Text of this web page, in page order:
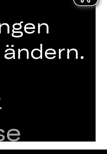
Interner Bereich
ZVB/L
AGB
Cookies